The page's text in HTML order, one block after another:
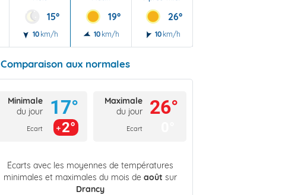
15°
10 km/h
19°
10 km/h
26°
10 km/h
Comparaison aux normales
Minimale
du jour
Ecart
17°
2°
Maximale
du jour
Ecart
26°
Écarts avec les moyennes de températures
minimales et maximales du mois de août sur
Drancy